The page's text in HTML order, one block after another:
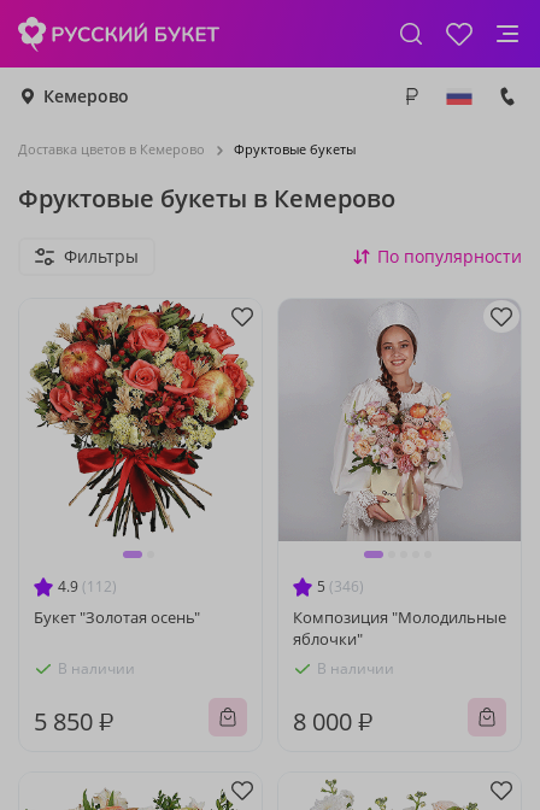
Кемерово
Доставка цветов в Кемерово Фруктовые букеты
Фруктовые букеты в Кемерово
Фильтры По популярности
4.9 (112)
Букет "Золотая осень"
В наличии
5 850 ₽
5 (346)
Композиция "Молодильные
яблочки"
В наличии
8 000 ₽